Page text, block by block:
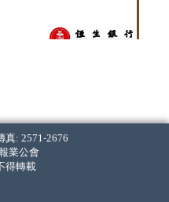
真: 2571-2676
業公會
得轉載